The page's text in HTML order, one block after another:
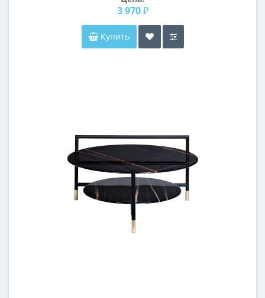
3 970 ₽
Купить